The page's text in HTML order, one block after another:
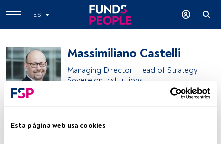
Esta página web usa cookies
ES
Massimiliano Castelli
Managing Director, Head of Strategy,
Sovereign Institutions
Compartir: